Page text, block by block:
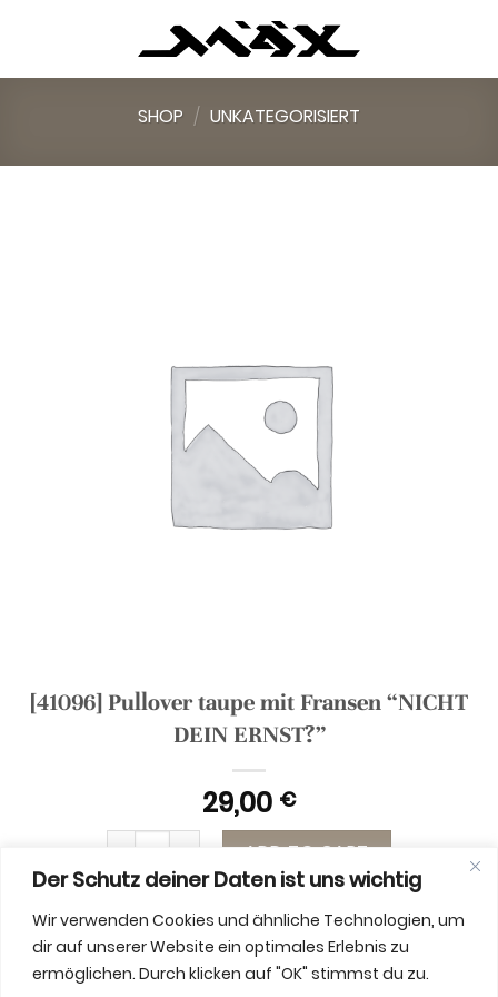
Der Schutz deiner Daten ist uns wichtig
Wir verwenden Cookies und ähnliche Technologien, um
dir auf unserer Website ein optimales Erlebnis zu
ermöglichen. Durch klicken auf "OK" stimmst du zu.
SHOP / UNKATEGORISIERT
[41096] Pullover taupe mit Fransen “NICHT
DEIN ERNST?”
29,00 €
[41096] Pullover taupe mit Fransen “NICHT DEIN
ADD TO CART